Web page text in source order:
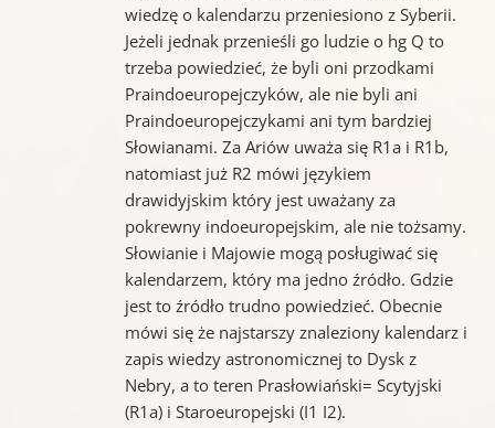
wiedzę o kalendarzu przeniesiono z Syberii.
Jeżeli jednak przenieśli go ludzie o hg Q to
trzeba powiedzieć, że byli oni przodkami
Praindoeuropejczyków, ale nie byli ani
Praindoeuropejczykami ani tym bardziej
Słowianami. Za Ariów uważa się R1a i R1b,
natomiast już R2 mówi językiem
drawidyjskim który jest uważany za
pokrewny indoeuropejskim, ale nie tożsamy.
Słowianie i Majowie mogą posługiwać się
kalendarzem, który ma jedno źródło. Gdzie
jest to źródło trudno powiedzieć. Obecnie
mówi się że najstarszy znaleziony kalendarz i
zapis wiedzy astronomicznej to Dysk z
Nebry, a to teren Prasłowiański= Scytyjski
(R1a) i Staroeuropejski (I1 I2).